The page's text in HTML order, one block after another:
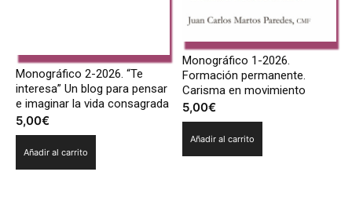
Monográfico 2-2026. “Te
interesa” Un blog para pensar
e imaginar la vida consagrada
5,00€
Añadir al carrito
Monográfico 1-2026.
Formación permanente.
Carisma en movimiento
5,00€
Añadir al carrito